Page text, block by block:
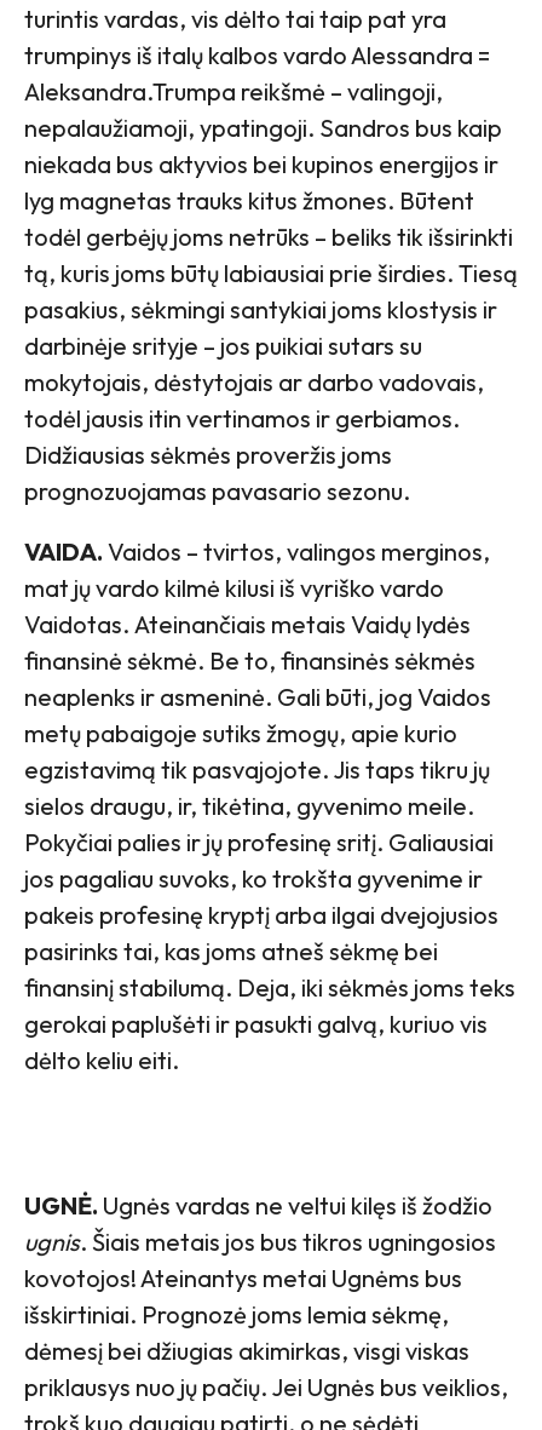
turintis vardas, vis dėlto tai taip pat yra
trumpinys iš italų kalbos vardo Alessandra =
Aleksandra.Trumpa reikšmė – valingoji,
nepalaužiamoji, ypatingoji. Sandros bus kaip
niekada bus aktyvios bei kupinos energijos ir
lyg magnetas trauks kitus žmones. Būtent
todėl gerbėjų joms netrūks – beliks tik išsirinkti
tą, kuris joms būtų labiausiai prie širdies. Tiesą
pasakius, sėkmingi santykiai joms klostysis ir
darbinėje srityje – jos puikiai sutars su
mokytojais, dėstytojais ar darbo vadovais,
todėl jausis itin vertinamos ir gerbiamos.
Didžiausias sėkmės proveržis joms
prognozuojamas pavasario sezonu.
VAIDA. Vaidos – tvirtos, valingos merginos,
mat jų vardo kilmė kilusi iš vyriško vardo
Vaidotas. Ateinančiais metais Vaidų lydės
finansinė sėkmė. Be to, finansinės sėkmės
neaplenks ir asmeninė. Gali būti, jog Vaidos
metų pabaigoje sutiks žmogų, apie kurio
egzistavimą tik pasvajojote. Jis taps tikru jų
sielos draugu, ir, tikėtina, gyvenimo meile.
Pokyčiai palies ir jų profesinę sritį. Galiausiai
jos pagaliau suvoks, ko trokšta gyvenime ir
pakeis profesinę kryptį arba ilgai dvejojusios
pasirinks tai, kas joms atneš sėkmę bei
finansinį stabilumą. Deja, iki sėkmės joms teks
gerokai paplušėti ir pasukti galvą, kuriuo vis
dėlto keliu eiti.
UGNĖ. Ugnės vardas ne veltui kilęs iš žodžio
ugnis. Šiais metais jos bus tikros ugningosios
kovotojos! Ateinantys metai Ugnėms bus
išskirtiniai. Prognozė joms lemia sėkmę,
dėmesį bei džiugias akimirkas, visgi viskas
priklausys nuo jų pačių. Jei Ugnės bus veiklios,
trokš kuo daugiau patirti, o ne sėdėti